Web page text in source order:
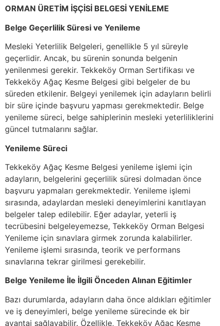
ORMAN ÜRETİM İŞÇİSİ BELGESİ YENİLEME
Belge Geçerlilik Süresi ve Yenileme
Mesleki Yeterlilik Belgeleri, genellikle 5 yıl süreyle
geçerlidir. Ancak, bu sürenin sonunda belgenin
yenilenmesi gerekir. Tekkeköy Orman Sertifikası ve
Tekkeköy Ağaç Kesme Belgesi gibi belgeler de bu
süreden etkilenir. Belgeyi yenilemek için adayların belirli
bir süre içinde başvuru yapması gerekmektedir. Belge
yenileme süreci, belge sahiplerinin mesleki yeterliliklerini
güncel tutmalarını sağlar.
Yenileme Süreci
Tekkeköy Ağaç Kesme Belgesi yenileme işlemi için
adayların, belgelerini geçerlilik süresi dolmadan önce
başvuru yapmaları gerekmektedir. Yenileme işlemi
sırasında, adaylardan mesleki deneyimlerini kanıtlayan
belgeler talep edilebilir. Eğer adaylar, yeterli iş
tecrübesini belgeleyemezse, Tekkeköy Orman Belgesi
Yenileme için sınavlara girmek zorunda kalabilirler.
Yenileme işlemi sırasında, teorik ve performans
sınavlarına tekrar girilmesi gerekebilir.
Belge Yenileme İle İlgili Önceden Alınan Eğitimler
Bazı durumlarda, adayların daha önce aldıkları eğitimler
ve iş deneyimleri, belge yenileme sürecinde ek bir
avantaj sağlayabilir. Özellikle, Tekkeköy Ağaç Kesme